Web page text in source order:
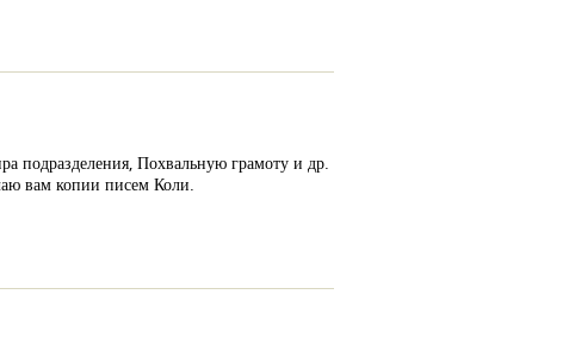
подразделения, Похвальную грамоту и др.
вам копии писем Коли.